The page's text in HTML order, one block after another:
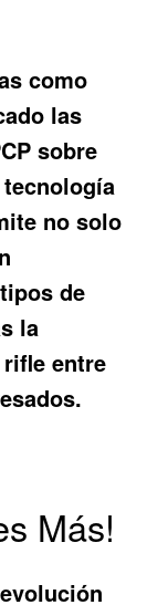
como
las
sobre
no solo
de
la
entre
Más!